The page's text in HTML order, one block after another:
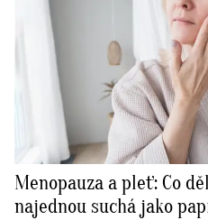
Menopauza a pleť: Co
najednou suchá jako